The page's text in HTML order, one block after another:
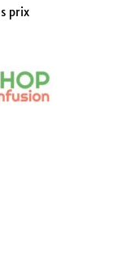
prix